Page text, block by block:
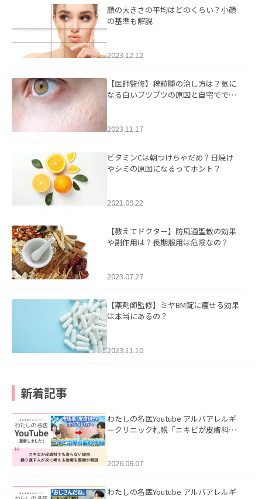
顔の大きさの平均はどのくらい？小顔
の基準も解説
2023.12.12
【医師監修】稗粒腫の治し方は？気に
なる白いブツブツの原因と自宅ででき
2023.11.17
ビタミンCは朝つけちゃだめ？日焼け
やシミの原因になるってホント？
2021.09.22
【教えてドクター】防風通聖散の効果
や副作用は？長期服用は危険なの？
2023.07.27
【薬剤師監修】ミヤBM錠に痩せる効果
は本当にあるの？
2023.11.10
新着記事
わたしの名医Youtube アルバアレルギ
ークリニック札幌「ニキビが皮膚科で
ました。
2026.08.07
わたしの名医Youtube アルバアレルギ